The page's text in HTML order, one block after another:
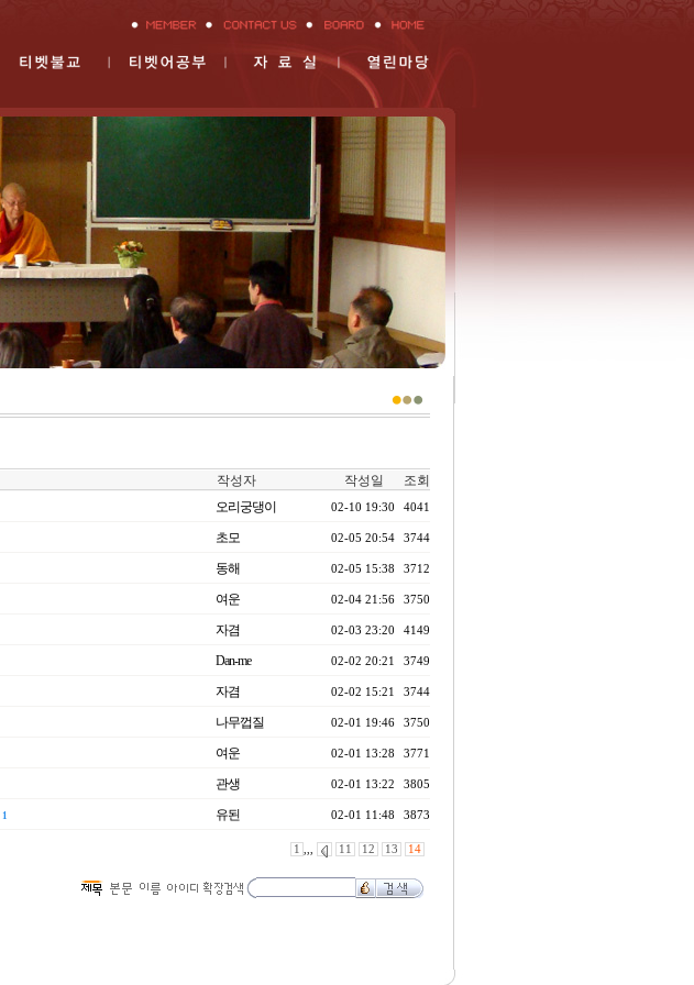
작성자 작성일 조회
오리궁댕이 02-10 19:30 4041
초모 02-05 20:54 3744
동해 02-05 15:38 3712
여운 02-04 21:56 3750
자겸 02-03 23:20 4149
Dan-me 02-02 20:21 3749
자겸 02-02 15:21 3744
나무껍질 02-01 19:46 3750
여운 02-01 13:28 3771
관생 02-01 13:22 3805
1 유된 02-01 11:48 3873
1 ,,, 11 12 13 14